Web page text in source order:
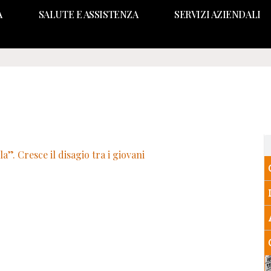
SALUTE E ASSISTENZA SERVIZI AZIENDALI
Cresce il disagio tra i giovani